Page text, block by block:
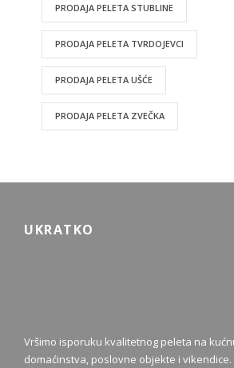
PRODAJA PELETA STUBLINE
PRODAJA PELETA TVRDOJEVCI
PRODAJA PELETA UŠĆE
PRODAJA PELETA ZVEČKA
UKRATKO
Vršimo isporuku kvalitetnog peleta na
domaćinstva, poslovne objekte i